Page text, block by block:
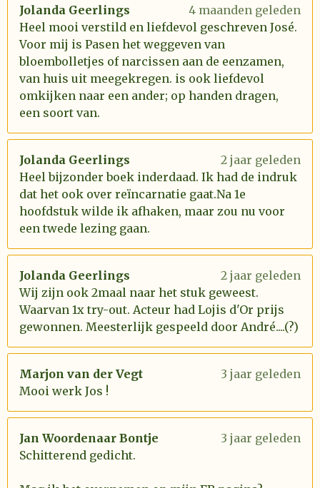
Jolanda Geerlings
4 maanden geleden
Heel mooi verstild en liefdevol geschreven José.
Voor mij is Pasen het weggeven van
bloembolletjes of narcissen aan de eenzamen,
van huis uit meegekregen. is ook liefdevol
omkijken naar een ander; op handen dragen,
een soort van.
Jolanda Geerlings
2 jaar geleden
Heel bijzonder boek inderdaad. Ik had de indruk
dat het ook over reïncarnatie gaat.Na 1e
hoofdstuk wilde ik afhaken, maar zou nu voor
een twede lezing gaan.
Jolanda Geerlings
2 jaar geleden
Wij zijn ook 2maal naar het stuk geweest.
Waarvan 1x try-out. Acteur had Lojis d'Or prijs
gewonnen. Meesterlijk gespeeld door André....(?)
Marjon van der Vegt
3 jaar geleden
Mooi werk Jos !
Jan Woordenaar Bontje
3 jaar geleden
Schitterend gedicht.